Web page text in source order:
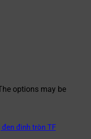
options may be
đen đinh tròn TF